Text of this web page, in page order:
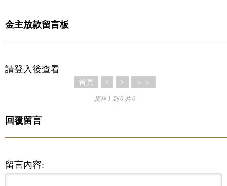
金主放款留言板
請登入後查看
首頁 < > ＞＞
資料 1 到 0 共 0
回覆留言
留言內容: